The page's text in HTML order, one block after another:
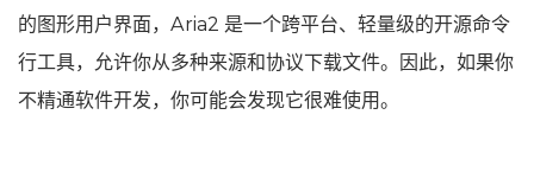
的图形用户界面，Aria2 是一个跨平台、轻量级的开源命令
行工具，允许你从多种来源和协议下载文件。因此，如果你
不精通软件开发，你可能会发现它很难使用。